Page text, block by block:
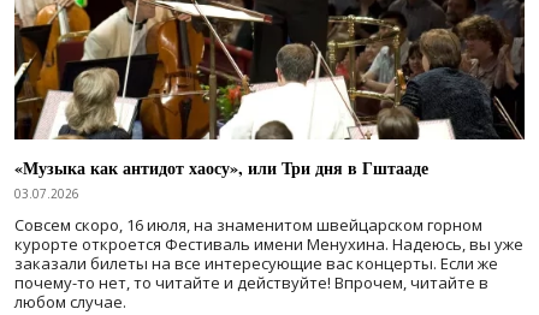
«Музыка как антидот хаосу», или Три дня в Гштааде
03.07.2026
Совсем скоро, 16 июля, на знаменитом швейцарском горном
курорте откроется Фестиваль имени Менухина. Надеюсь, вы уже
заказали билеты на все интересующие вас концерты. Если же
почему-то нет, то читайте и действуйте! Впрочем, читайте в
любом случае.